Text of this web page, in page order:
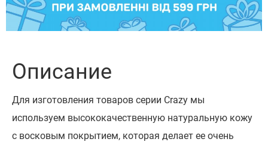
Описание
Для изготовления товаров серии Crazy мы
используем высококачественную натуральную кожу
с восковым покрытием, которая делает ее очень